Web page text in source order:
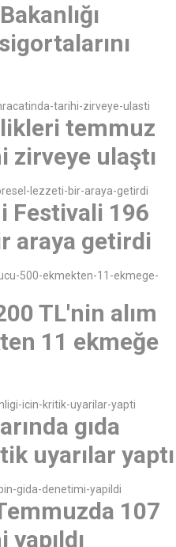
temmuz
zirveye ulaştı
Festivali 196
araya getirdi
TL'nin alım
11 ekmeğe
gıda
uyarılar yaptı
107